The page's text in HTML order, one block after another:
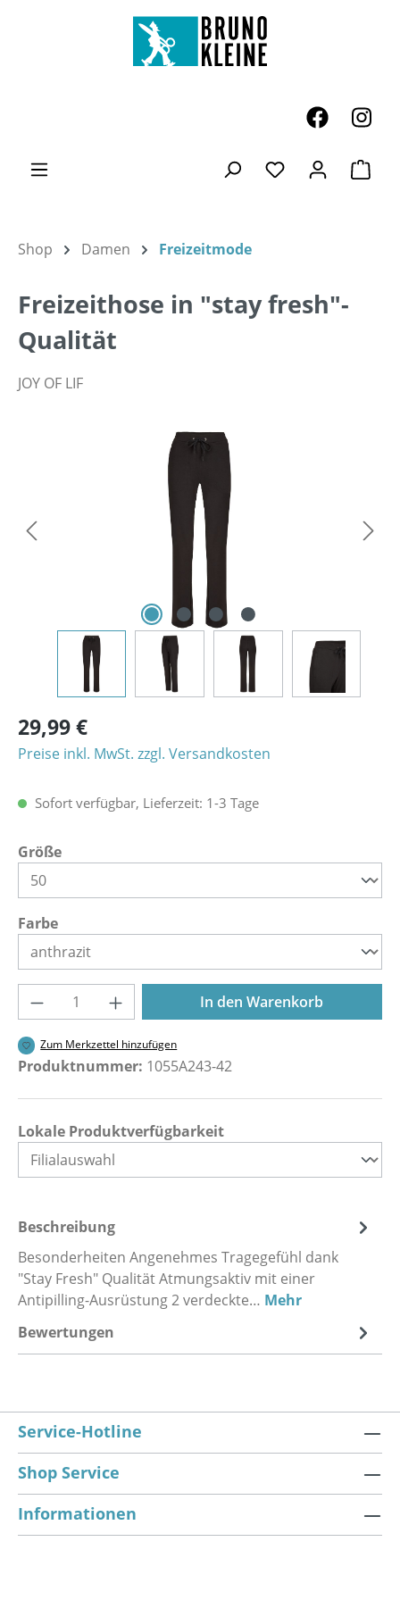
Zum Hauptinhalt springen
Du hast 0
Shop Damen Freizeitmode
Freizeithose in "stay fresh"-
Qualität
JOY OF LIF
Bildergalerie überspringen
29,99 €
Preise inkl. MwSt. zzgl. Versandkosten
Sofort verfügbar, Lieferzeit: 1-3 Tage
Größeauswählen
Farbeauswählen
Produkt Anzahl: Gib den gewünschten
In den Warenkorb
Zum Merkzettel hinzufügen
Produktnummer: 1055A243-42
Lokale Produktverfügbarkeit
Beschreibung
Besonderheiten Angenehmes Tragegefühl dank
"Stay Fresh" Qualität Atmungsaktiv mit einer
Antipilling-Ausrüstung 2 verdeckte… Mehr
Bewertungen
Service-Hotline
Shop Service
Informationen